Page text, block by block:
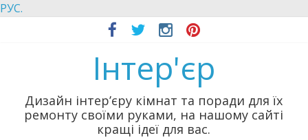
РУС.
Інтер'єр
Дизайн інтер’єру кімнат та поради для їх
ремонту своїми руками, на нашому сайті
кращі ідеї для вас.